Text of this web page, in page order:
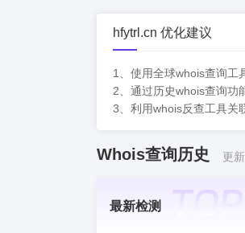
hfytrl.cn 优化建议
1、使用全球whois查询工
2、通过历史whois查询功
3、利用whois反查工具关
Whois查询历史 更
最新检测